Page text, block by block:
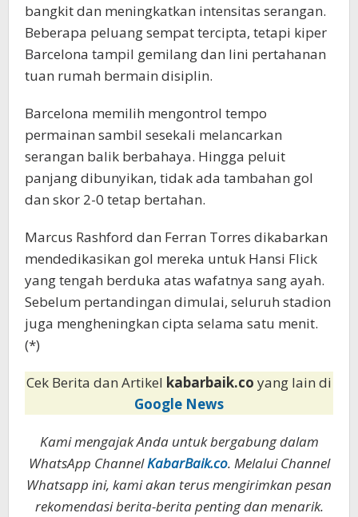
bangkit dan meningkatkan intensitas serangan.
Beberapa peluang sempat tercipta, tetapi kiper
Barcelona tampil gemilang dan lini pertahanan
tuan rumah bermain disiplin.
Barcelona memilih mengontrol tempo
permainan sambil sesekali melancarkan
serangan balik berbahaya. Hingga peluit
panjang dibunyikan, tidak ada tambahan gol
dan skor 2-0 tetap bertahan.
Marcus Rashford dan Ferran Torres dikabarkan
mendedikasikan gol mereka untuk Hansi Flick
yang tengah berduka atas wafatnya sang ayah.
Sebelum pertandingan dimulai, seluruh stadion
juga mengheningkan cipta selama satu menit.
(*)
Cek Berita dan Artikel kabarbaik.co yang lain di
Google News
Kami mengajak Anda untuk bergabung dalam
WhatsApp ChannelKabarBaik.co. Melalui Channel
Whatsapp ini, kami akan terus mengirimkan pesan
rekomendasi berita-berita penting dan menarik.